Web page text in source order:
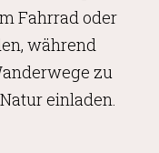
Fahrrad oder
während
zu
einladen.